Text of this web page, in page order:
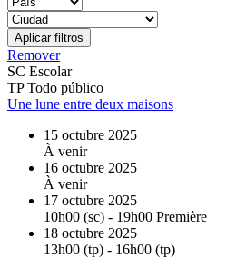
Aplicar filtros
Remover
SC Escolar
TP Todo público
Une lune entre deux maisons
15 octubre 2025
À venir
16 octubre 2025
À venir
17 octubre 2025
10h00 (sc) - 19h00 Première
18 octubre 2025
13h00 (tp) - 16h00 (tp)